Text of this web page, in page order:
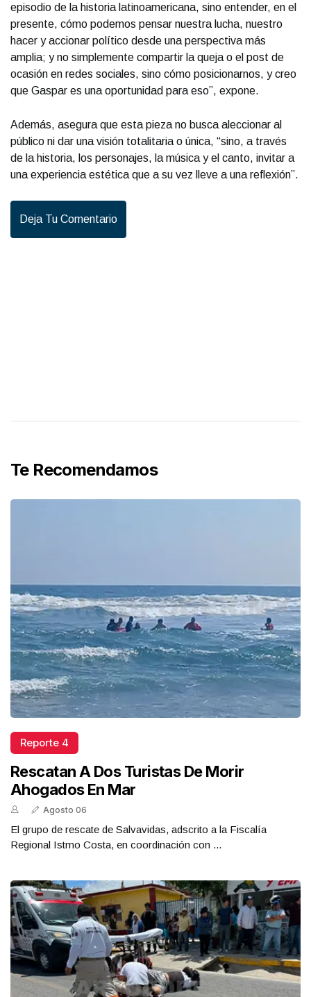
episodio de la historia latinoamericana, sino entender, en el
presente, cómo podemos pensar nuestra lucha, nuestro
hacer y accionar político desde una perspectiva más
amplia; y no simplemente compartir la queja o el post de
ocasión en redes sociales, sino cómo posicionarnos, y creo
que Gaspar es una oportunidad para eso”, expone.
Además, asegura que esta pieza no busca aleccionar al
público ni dar una visión totalitaria o única, “sino, a través
de la historia, los personajes, la música y el canto, invitar a
una experiencia estética que a su vez lleve a una reflexión”.
Deja Tu Comentario
Te Recomendamos
Reporte 4
Rescatan A Dos Turistas De Morir
Ahogados En Mar
Agosto 06
El grupo de rescate de Salvavidas, adscrito a la Fiscalía
Regional Istmo Costa, en coordinación con ...